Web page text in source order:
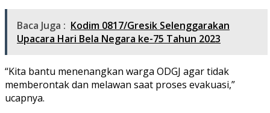
Baca Juga : Kodim 0817/Gresik Selenggarakan
Upacara Hari Bela Negara ke-75 Tahun 2023
“Kita bantu menenangkan warga ODGJ agar tidak
memberontak dan melawan saat proses evakuasi,”
ucapnya.